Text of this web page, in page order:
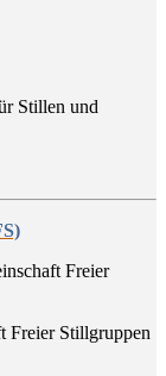
Stillen und
Freier Stillgruppen